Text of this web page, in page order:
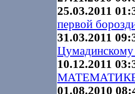
25.03.2011
первой
31.03.2011
Цумадинскому
10.12.2011
МАТЕМАТИКЕ
01.08.2010